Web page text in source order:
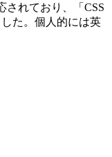
されており、「CSS
た。個人的には英